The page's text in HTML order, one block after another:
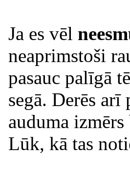
Ja es vēl
neaprimstoši
pasauc palīgā
segā. Derēs
auduma
Lūk, kā tas